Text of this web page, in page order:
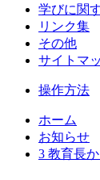
学びに関
リンク集
その他
サイトマ
操作方法
ホーム
お知らせ
3 教育長